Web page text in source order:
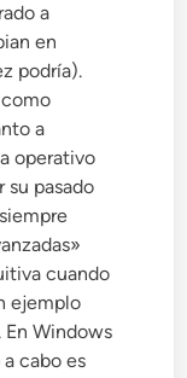
a
en
podría).
a
operativo
su pasado
cuando
ejemplo
En Windows
cabo es